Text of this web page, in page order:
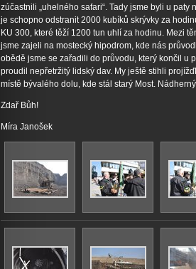
zúčastnili „uhelného safari“. Tady jsme byli u
je schopno odstranit 2000 kubíků skrývky za
KU 300, které těží 1200 tun uhlí za hodinu. Mezi
jsme zajeli na mostecký hipodrom, kde nás
obědě jsme se zařadili do průvodu, který končil u
proudil nepřetržitý lidský dav. My ještě stihli
místě bývalého dolu, kde stál starý Most.
Zdař Bůh!
Míra Janošek